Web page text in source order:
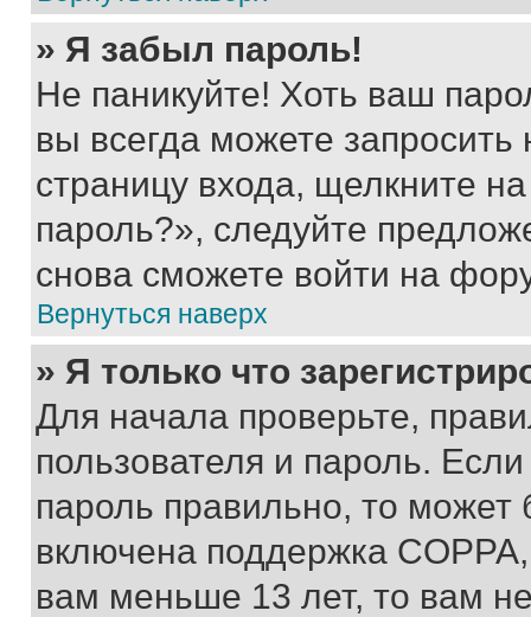
» Я забыл пароль!
Не паникуйте! Хоть ваш
вы всегда можете
страницу входа, щелкните
пароль?», следуйте
снова сможете войти на
Вернуться наверх
» Я только что
Для начала проверьте,
пользователя и пароль.
пароль правильно, то может
включена поддержка
вам меньше 13 лет, то вам